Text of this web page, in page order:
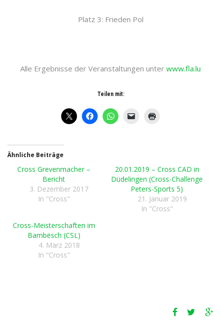
Platz 3: Frieden Pol
Alle Ergebnisse der Veranstaltungen unter www.fla.lu
Teilen mit:
Ähnliche Beiträge
Cross Grevenmacher –
Bericht
3. Dezember 2017
In "Cross"
20.01.2019 – Cross CAD in
Düdelingen (Cross-Challenge
Peters-Sports 5)
21. Januar 2019
In "Cross"
Cross-Meisterschaften im
Bambësch (CSL)
4. März 2018
In "Cross"